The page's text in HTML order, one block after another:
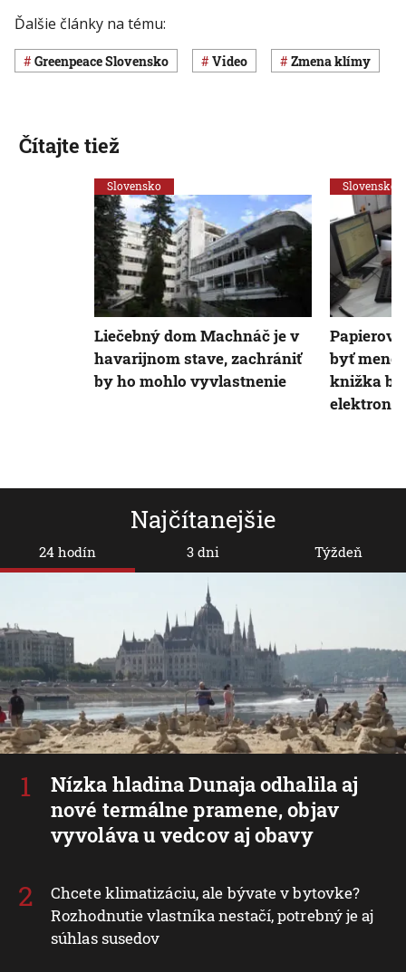
Ďalšie články na tému:
Greenpeace Slovensko Video zmena klímy
Najčítanejšie
24 hodín
Nízka hladina Dunaja odhalila aj
nové termálne pramene, objav
vyvoláva u vedcov aj obavy
Chcete klimatizáciu, ale bývate v bytovke?
Rozhodnutie vlastníka nestačí, potrebný je aj
súhlas susedov
3 dni Týždeň
Čítajte tiež
Slovensko
Liečebný dom Machnáč je v
havarijnom stave, zachrániť
by ho mohlo vyvlastnenie
Slovensko
Papierov
byť
knižka